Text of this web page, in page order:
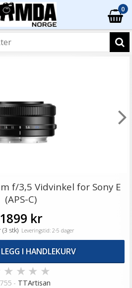
0
f/3,5 Vidvinkel for Sony E
(APS-C)
1899 kr
(3 stk)Leveringstid: 2-5 dager
LEGG I HANDLEKURV
★ ★ ★ ★
- TTArtisan